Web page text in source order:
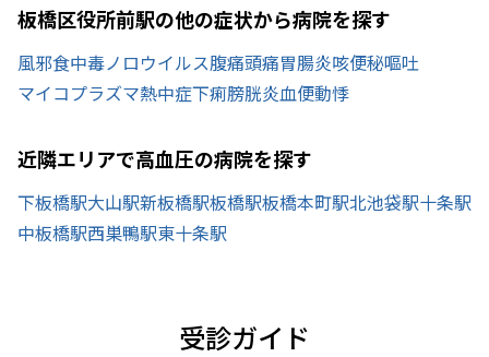
板橋区役所前駅の他の症状から病院を探す
風邪食中毒ノロウイルス腹痛頭痛胃腸炎咳便秘嘔吐
マイコプラズマ熱中症下痢膀胱炎血便動悸
近隣エリアで高血圧の病院を探す
下板橋駅大山駅新板橋駅板橋駅板橋本町駅北池袋駅十条駅
中板橋駅西巣鴨駅東十条駅
受診ガイド